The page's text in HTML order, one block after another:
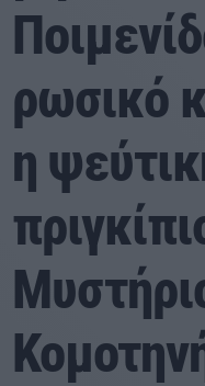
Αγροτικά
Τραγούδια της Θράκης
Επικοινωνία
Προσεχείς
ΕΡΚΟ
03:00 -
ρωσικό
η